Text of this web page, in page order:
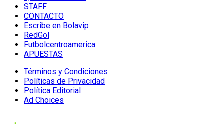
STAFF
CONTACTO
Escribe en Bolavip
RedGol
Futbolcentroamerica
APUESTAS
Términos y Condiciones
Políticas de Privacidad
Política Editorial
Ad Choices